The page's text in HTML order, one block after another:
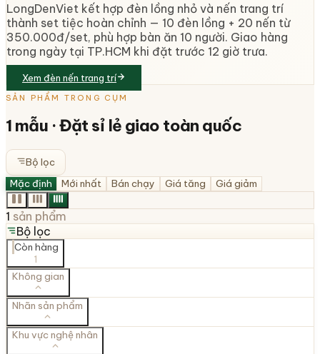
LongDenViet kết hợp đèn lồng nhỏ và nến trang trí
thành set tiệc hoàn chỉnh — 10 đèn lồng + 20 nến từ
350.000đ/set, phù hợp bàn ăn 10 người. Giao hàng
trong ngày tại TP.HCM khi đặt trước 12 giờ trưa.
Xem đèn nến trang trí
SẢN PHẨM TRONG CỤM
1 mẫu · Đặt sỉ lẻ giao toàn quốc
Bộ lọc
Mặc định
Mới nhất Bán chạy Giá tăng Giá giảm
1 sản phẩm
Bộ lọc
Còn hàng
1
Không gian
Nhãn sản phẩm
Khu vực nghệ nhân